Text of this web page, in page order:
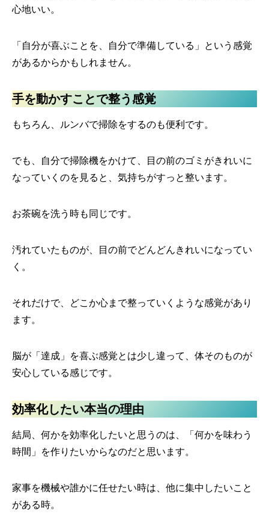
心地いい。
「自分が喜ぶことを、自分で準備している」という感覚
があるからかもしれません。
手を動かすことで整う感覚
もちろん、ルンバで掃除をするのも便利です。
でも、自分で掃除機をかけて、目の前のゴミがきれいに
なっていくのを見ると、気持ちがすっと整います。
お茶碗を洗う時も同じです。
汚れていたものが、目の前でどんどんきれいになってい
く。
それだけで、どこか心まで整っていくような感覚があり
ます。
脳が「達成」を喜ぶ感覚とは少し違って、体そのものが
安心している感じです。
効率化したい本当の理由
結局、何かを効率化したいと思うのは、「何かを味わう
時間」を作りたいからなのだと思います。
家事を機械や誰かに任せたい時は、他に集中したいこと
がある時。